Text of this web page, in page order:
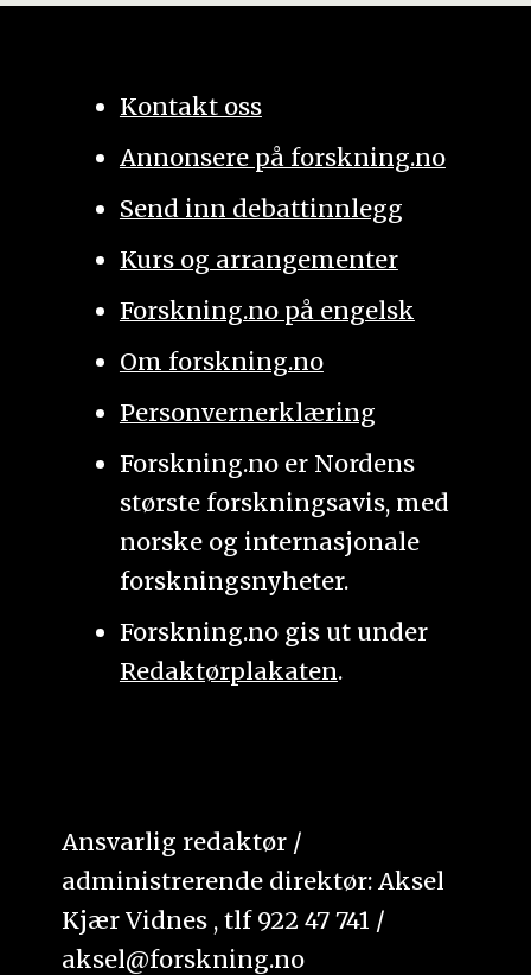
Kontakt oss
Annonsere på forskning.no
Send inn debattinnlegg
Kurs og arrangementer
Forskning.no på engelsk
Om forskning.no
Personvernerklæring
Forskning.no er Nordens
største forskningsavis, med
norske og internasjonale
forskningsnyheter.
Forskning.no gis ut under
Redaktørplakaten.
Ansvarlig redaktør /
administrerende direktør: Aksel
Kjær Vidnes , tlf 922 47 741 /
aksel@forskning.no